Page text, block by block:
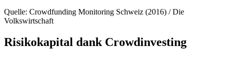
Quelle: Crowdfunding Monitoring Schweiz (2016) / Die
Volkswirtschaft
Risikokapital dank Crowdinvesting